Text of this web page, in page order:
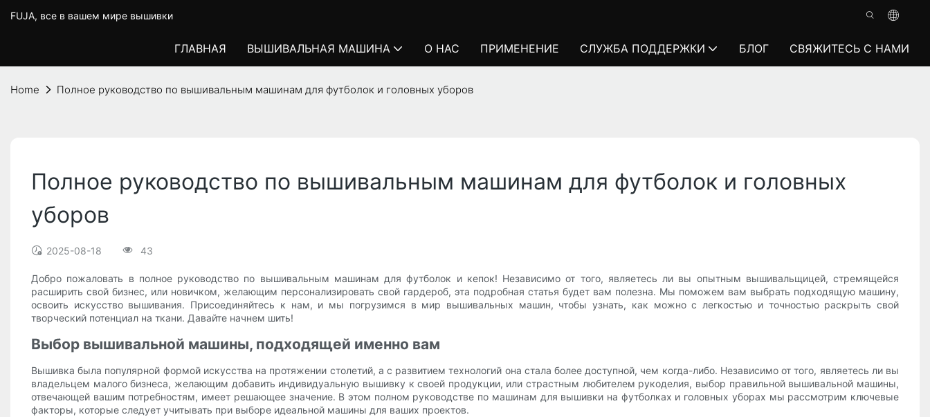
FUJA, все в вашем мире вышивки
ГЛАВНАЯ ВЫШИВАЛЬНАЯ МАШИНА О НАС ПРИМЕНЕНИЕ СЛУЖБА ПОДДЕРЖКИ БЛОГ СВЯЖИТЕСЬ С НАМИ
Home Полное руководство по вышивальным машинам для футболок и головных уборов
Полное руководство по вышивальным машинам для футболок и головных
уборов
2025-08-18 43
Добро пожаловать в полное руководство по вышивальным машинам для футболок и кепок! Независимо от того, являетесь ли вы опытным вышивальщицей, стремящейся
расширить свой бизнес, или новичком, желающим персонализировать свой гардероб, эта подробная статья будет вам полезна. Мы поможем вам выбрать подходящую машину,
освоить искусство вышивания. Присоединяйтесь к нам, и мы погрузимся в мир вышивальных машин, чтобы узнать, как можно с легкостью и точностью раскрыть свой
творческий потенциал на ткани. Давайте начнем шить!
Выбор вышивальной машины, подходящей именно вам
Вышивка была популярной формой искусства на протяжении столетий, а с развитием технологий она стала более доступной, чем когда-либо. Независимо от того, являетесь ли вы
владельцем малого бизнеса, желающим добавить индивидуальную вышивку к своей продукции, или страстным любителем рукоделия, выбор правильной вышивальной машины,
отвечающей вашим потребностям, имеет решающее значение. В этом полном руководстве по машинам для вышивки на футболках и головных уборах мы рассмотрим ключевые
факторы, которые следует учитывать при выборе идеальной машины для ваших проектов.